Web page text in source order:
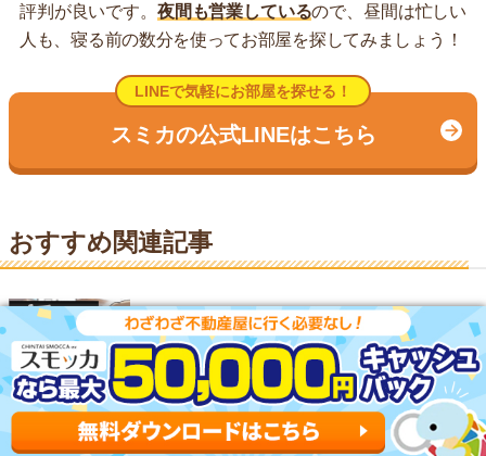
評判が良いです。 夜間も営業しているので、昼間は忙しい
人も、寝る前の数分を使ってお部屋を探してみましょう！
LINEで気軽にお部屋を探せる！
スミカの公式LINEはこちら
おすすめ関連記事
不動産屋しか見れないサイトで物件を探す裏ワ
ザ！【来店不要】
おとり物件が少ないサイト6選！ずっと空いてる
賃貸物件は危険？